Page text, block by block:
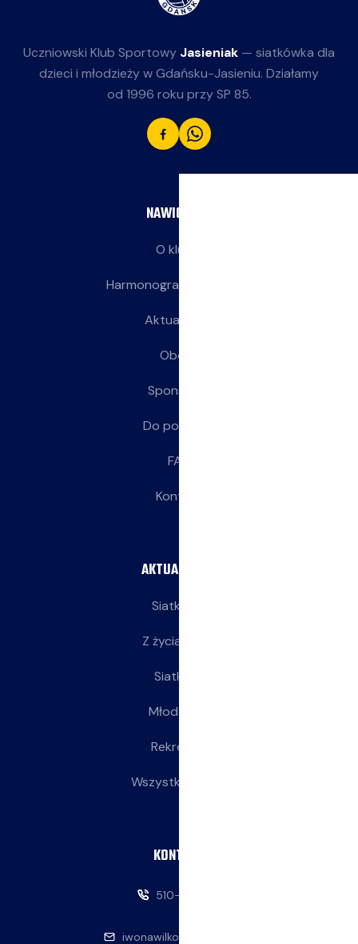
Uczniowski Klub Sportowy Jasieniak — siatkówka dla
dzieci i młodzieży w Gdańsku-Jasieniu. Działamy
od 1996 roku przy SP 85.
NAWIGACJA
O klubie
Harmonogram treningów
Aktualności
Obozy
Sponsorzy
Do pobrania
FAQ
Kontakt
AKTUALNOŚCI
Siatkarze
Z życia klubu
Siatkarki
Młodziczki
Rekreacja
Wszystkie wpisy
KONTAKT
510-146-069
iwonawilkowska@interia.pl